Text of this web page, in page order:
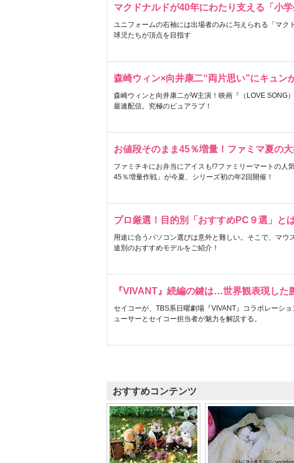
マクドナルドが40年にわたり支える「小学
ユニフォームの右袖には出場者のみに与えられる「マク
球児たちが頂点を目指す
森崎ウィン×向井康二“両片思い”にキュン
森崎ウィンと向井康二がW主演！映画『（LOVE SONG
最速配信。究極のピュアラブ！
お値段そのまま45％増量！ファミマ夏の
ファミチキにお弁当にアイスも!?ファミリーマートの人
45％増量作戦」が今夏、シリーズ初の年2回開催！
プロ厳選！目的別「おすすめPC９選」と
用途に合うパソコン選びは意外と難しい。そこで、マウ
途別のおすすめモデルをご紹介！
『VIVANT』続編の鍵は…世界観表現した
セイコーが、TBS系日曜劇場『VIVANT』コラボレーシ
ューサーとセイコー担当者が魅力を解説する。
おすすめコンテンツ